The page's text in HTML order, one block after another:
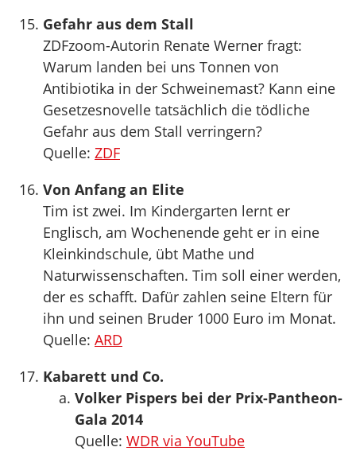
Gefahr aus dem Stall
ZDFzoom-Autorin Renate Werner fragt:
Warum landen bei uns Tonnen von
Antibiotika in der Schweinemast? Kann eine
Gesetzesnovelle tatsächlich die tödliche
Gefahr aus dem Stall verringern?
Quelle: ZDF
Von Anfang an Elite
Tim ist zwei. Im Kindergarten lernt er
Englisch, am Wochenende geht er in eine
Kleinkindschule, übt Mathe und
Naturwissenschaften. Tim soll einer werden,
der es schafft. Dafür zahlen seine Eltern für
ihn und seinen Bruder 1000 Euro im Monat.
Quelle: ARD
Kabarett und Co.
Volker Pispers bei der Prix-Pantheon-
Gala 2014
Quelle: WDR via YouTube